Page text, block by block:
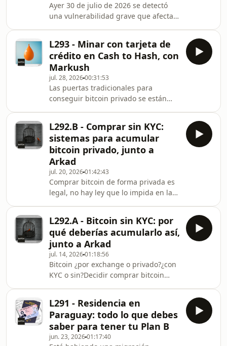
Ayer 30 de julio de 2026 se detectó
una vulnerabilidad grave que afecta a
afecta más a la Mk2 &amp; Mk3 y es
importante que actúes. Por también
afecta a las CC modernas. En este
episodio de emergencia repaso qué
ha pasado, a quién afecta, por qué en
CC y cómo caminar a la seguridad.
Miedos y dudas: hola@lunaticoin.com
o info@semillab
L293 - Minar con tarjeta de
crédito en Cash to Hash, con
Markush
jul. 28, 202600:31:53
Las puertas tradicionales para
conseguir bitcoin privado se están
paralelas que demuestran que
cuando el sistema cierra un grifo, se
le abren 3 fugas más.Preparando el
L292 indagué más en detalle sobre
uno de estos novedosos sistemas de
acumular sats sin KYC: Cash to hash,
el sistema por el que pagando en fiat
con tarjeta o tra
L292.B - Comprar sin KYC:
sistemas para acumular
bitcoin privado, junto a
Arkad
jul. 20, 202601:42:43
Comprar bitcoin de forma privada es
legal, no hay ley que lo impida en la
relegada a la estantería de lo
misterioso, de lo difícil y de las
especies en extinción.Y es que en
Europa y EEUU, la regulación y una
opinión pública interesada en
empujar la ventana de Overton hacia
la transparencia, hacen cada vez más
difícil su ac
L292.A - Bitcoin sin KYC: por
qué deberías acumularlo así,
junto a Arkad
jul. 14, 202601:18:56
Bitcoin ¿por exchange o privado?¿con
KYC o sin?Decidir comprar bitcoin
está en una deriva autoritaria de
ultravigilancia disfrazada de
buenísimo y que si no te proteges, se
te llevara a ti y a los tuyos por
L291 - Residencia en
Paraguay: todo lo que debes
saber para tener tu Plan B
jun. 23, 202601:17:40